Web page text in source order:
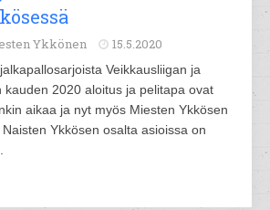
Ykkönen 15.5.2020
Veikkausliigan ja
kauden 2020 aloitus ja pelitapa ovat
aikaa ja nyt myös Miesten Ykkösen
Ykkösen osalta asioissa on